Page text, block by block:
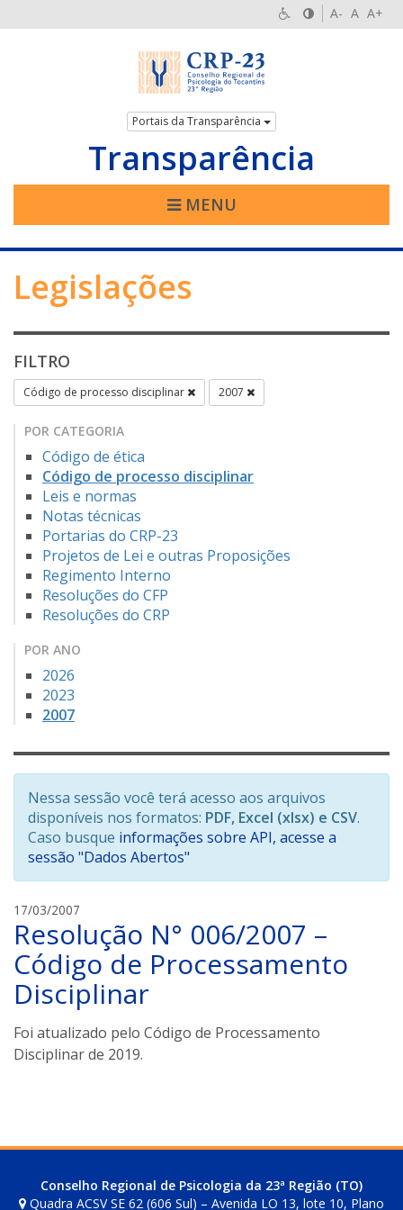
A- A A+
Portais da Transparência
Transparência
MENU
Legislações
FILTRO
Código de processo disciplinar 2007
POR CATEGORIA
Código de ética
Código de processo disciplinar
Leis e normas
Notas técnicas
Portarias do CRP-23
Projetos de Lei e outras Proposições
Regimento Interno
Resoluções do CFP
Resoluções do CRP
POR ANO
2026
2023
2007
Nessa sessão você terá acesso aos arquivos
disponíveis nos formatos: PDF, Excel (xlsx) e CSV.
Caso busque informações sobre API, acesse a
sessão "Dados Abertos"
17/03/2007
R
P
-
2
3
Resolução N° 006/2007 –
Código de Processamento
Disciplinar
Foi atualizado pelo Código de Processamento
Disciplinar de 2019.
Conselho Regional de Psicologia da 23ª Região (TO)
Quadra ACSV SE 62 (606 Sul) – Avenida LO 13, lote 10, Plano